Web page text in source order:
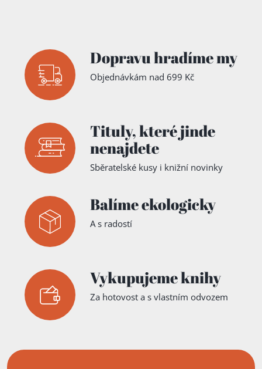
Dopravu hradíme my
Objednávkám nad 699 Kč
Tituly,které jinde
nenajdete
Sběratelské kusy i knižní novinky
Balíme ekologicky
A s radostí
Vykupujeme knihy
Za hotovost a s vlastním odvozem